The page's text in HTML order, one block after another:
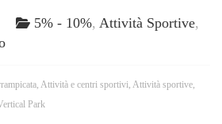
5% - 10%, Attività Sportive,
Attività e centri sportivi Attività sportive
Park